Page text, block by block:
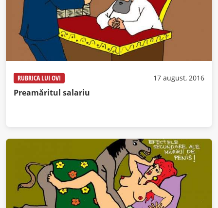
RUBRICA LUI OVI 17 august, 2016
Preamăritul salariu